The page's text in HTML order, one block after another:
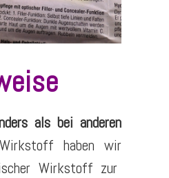
als bei anderen
haben wir
Wirkstoff zur